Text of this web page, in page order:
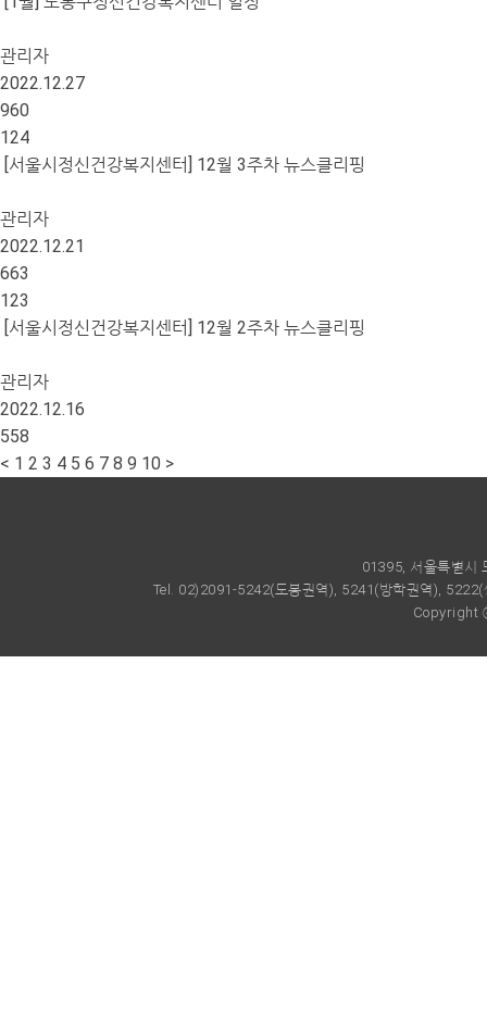
관리자
2022.12.27
960
124
[서울시정신건강복지센터] 12월 3주차 뉴스클리핑
관리자
2022.12.21
663
123
[서울시정신건강복지센터] 12월 2주차 뉴스클리핑
관리자
2022.12.16
558
< 1 2 3 4 5 6 7 8 9 10 >
01395, 서울특별시
Tel. 02)2091-5242(도봉권역), 5241(방학권역),
Copyright